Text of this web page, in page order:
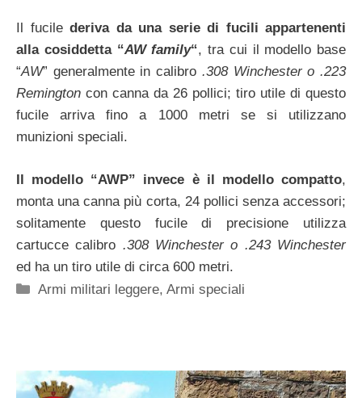
Il fucile deriva da una serie di fucili appartenenti
alla cosiddetta “AW family“, tra cui il modello base
“AW” generalmente in calibro .308 Winchester o .223
Remington con canna da 26 pollici; tiro utile di questo
fucile arriva fino a 1000 metri se si utilizzano
munizioni speciali.
Il modello “AWP” invece è il modello compatto,
monta una canna più corta, 24 pollici senza accessori;
solitamente questo fucile di precisione utilizza
cartucce calibro .308 Winchester o .243 Winchester
ed ha un tiro utile di circa 600 metri.
Categorie
Armi militari leggere,Armi speciali